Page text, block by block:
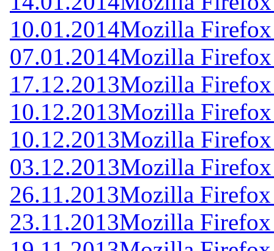
10.01.2014Mozilla
07.01.2014Mozilla
17.12.2013Mozilla
10.12.2013Mozilla
10.12.2013Mozilla
03.12.2013Mozilla
26.11.2013Mozilla
23.11.2013Mozilla